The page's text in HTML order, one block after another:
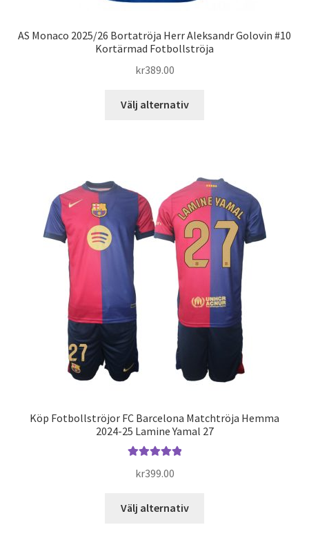
AS Monaco 2025/26 Bortatröja Herr Aleksandr Golovin #10
Kortärmad Fotbollströja
kr389.00
Välj alternativ
varianter.
De
olika
alternativen
väljas
produktsidan
Köp Fotbollströjor FC Barcelona Matchtröja Hemma
2024-25 Lamine Yamal 27
kr399.00
Välj alternativ